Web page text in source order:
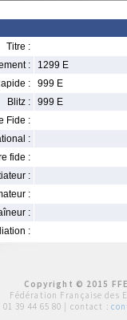
Titre :
:
1299 E
:
999 E
Blitz :
999 E
Fide :
:
fide :
:
:
:
:
Copyright © 2015
Fédération Française des
01 39 44 65 80 | contact :